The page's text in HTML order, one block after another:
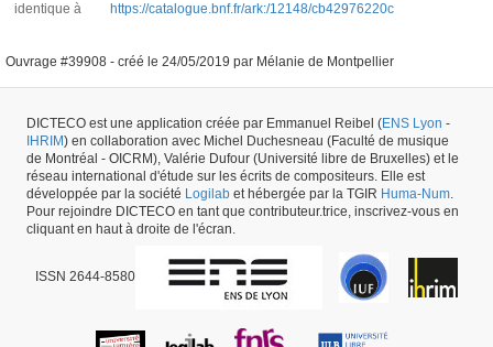
identique à https://catalogue.bnf.fr/ark:/12148/cb42976220c
Ouvrage #39908 - créé le 24/05/2019 par Mélanie de Montpellier
DICTECO est une application créée par Emmanuel Reibel (ENS Lyon -
IHRIM) en collaboration avec Michel Duchesneau (Faculté de musique
de Montréal - OICRM), Valérie Dufour (Université libre de Bruxelles) et le
réseau international d'étude sur les écrits de compositeurs. Elle est
développée par la société Logilab et hébergée par la TGIR Huma-Num
Pour rejoindre DICTECO en tant que contributeur.trice, inscrivez-vous en
cliquant en haut à droite de l'écran.
ISSN 2644-8580